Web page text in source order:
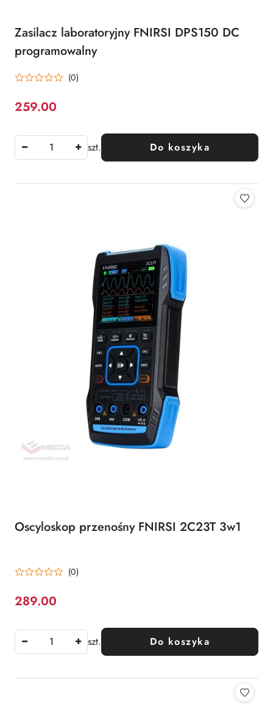
Zasilacz laboratoryjny FNIRSI DPS150 DC
programowalny
(0)
Cena:
259.00
szt. Do koszyka
Oscyloskop przenośny FNIRSI 2C23T 3w1
(0)
Cena:
289.00
szt. Do koszyka